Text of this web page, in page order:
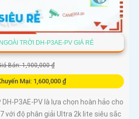
TRỜI DH-P3AE-PV GIÁ RẺ
Bán: 1,900,000 ₫
Mại: 1,600,000 ₫
P3AE-PV là lựa chọn hoàn hảo cho
với độ phân giải Ultra 2k lite siêu sắc